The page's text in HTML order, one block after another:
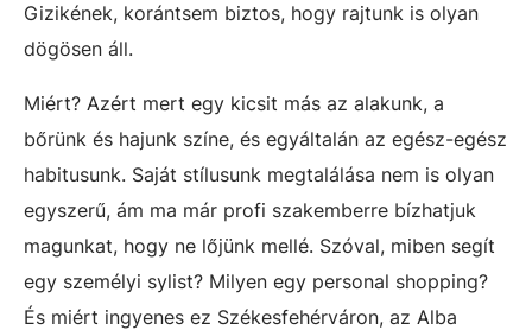
Gizikének, korántsem biztos, hogy rajtunk is olyan
dögösen áll.
Miért? Azért mert egy kicsit más az alakunk, a
bőrünk és hajunk színe, és egyáltalán az egész-egész
habitusunk. Saját stílusunk megtalálása nem is olyan
egyszerű, ám ma már profi szakemberre bízhatjuk
magunkat, hogy ne lőjünk mellé. Szóval, miben segít
egy személyi sylist? Milyen egy personal shopping?
És miért ingyenes ez Székesfehérváron, az Alba